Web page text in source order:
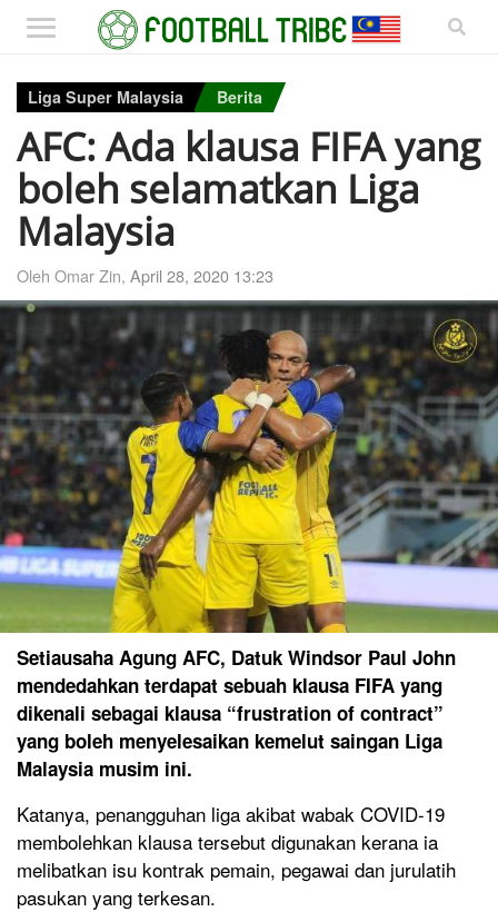
Liga Super Malaysia Berita
AFC: Ada klausa FIFA yang
boleh selamatkan Liga
Malaysia
Oleh Omar Zin, April 28, 2020 13:23
Setiausaha Agung AFC, Datuk Windsor Paul John
mendedahkan terdapat sebuah klausa FIFA yang
dikenali sebagai klausa “frustration of contract”
yang boleh menyelesaikan kemelut saingan Liga
Malaysia musim ini.
Katanya, penangguhan liga akibat wabak COVID-19
membolehkan klausa tersebut digunakan kerana ia
melibatkan isu kontrak pemain, pegawai dan jurulatih
pasukan yang terkesan.